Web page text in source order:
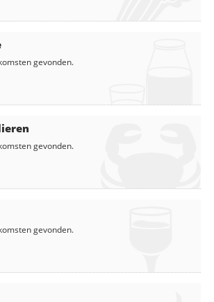
gevonden.
gevonden.
gevonden.